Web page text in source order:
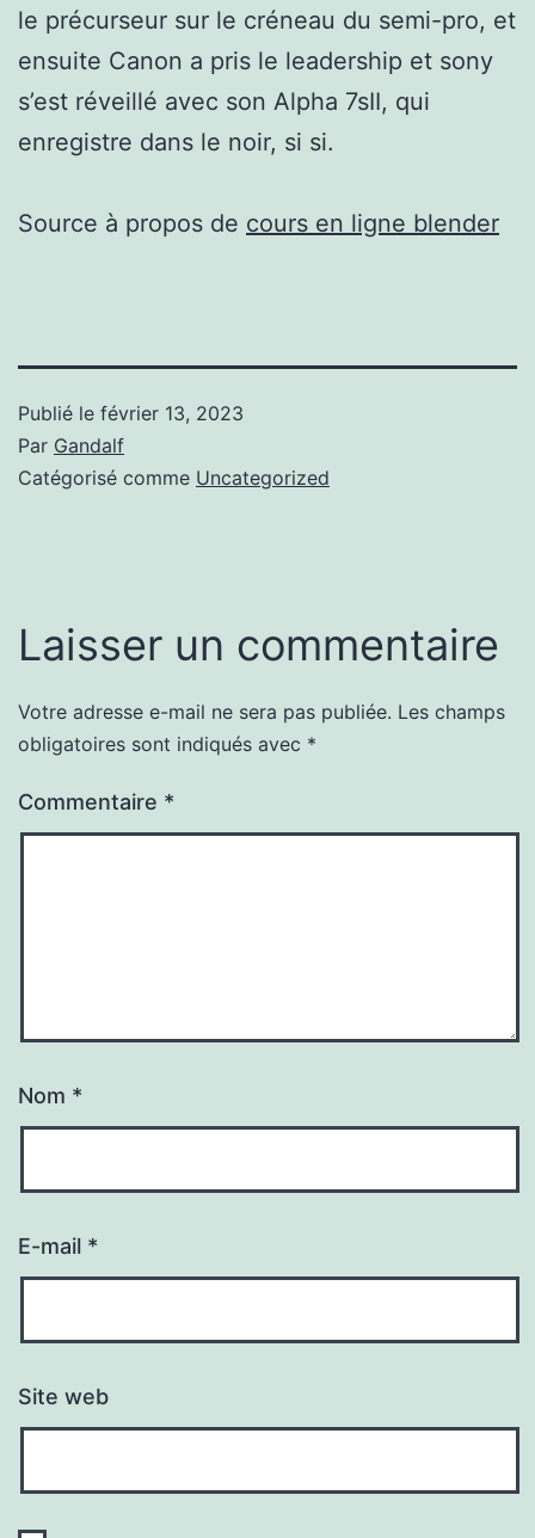
le précurseur sur le créneau du semi-pro, et
ensuite Canon a pris le leadership et sony
s’est réveillé avec son Alpha 7sII, qui
enregistre dans le noir, si si.
Source à propos de cours en ligne blender
Publié le février 13, 2023
Par Gandalf
Catégorisé comme Uncategorized
Laisser un commentaire
Votre adresse e-mail ne sera pas publiée. Les champs
obligatoires sont indiqués avec *
Commentaire *
Nom *
E-mail *
Site web